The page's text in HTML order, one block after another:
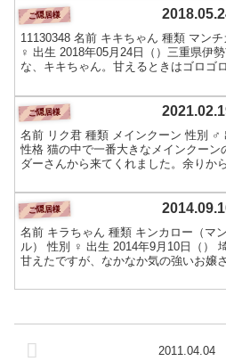
ご隠居様
11130348 名前 キキちゃん 種類 マン
♀ 出生 2018年05月24日（）三重県伊
な、キキちゃん。甘えるときはゴロゴ
ご隠居様
名前 リク君 種類 メインクーン 性別 ♂
性格 猫の中で一番大きなメインクーン
ダーさんから来てくれました。余りか
ご隠居様
名前 キラちゃん 種類 キンカロー（マ
ル） 性別 ♀ 出生 2014年9月10日（）
甘えたですが、なかなか気の強いお嬢
2011.04.04